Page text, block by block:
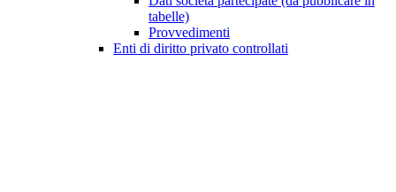
tabelle)
Provvedimenti
Enti di diritto privato controllati